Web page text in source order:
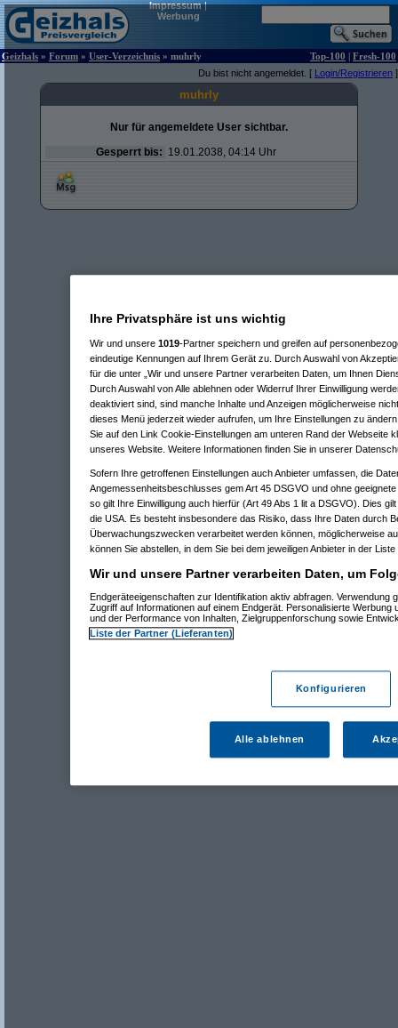
Impressum|
Werbung
Geizhals » Forum » User-Verzeichnis » muhrly Top-100 | Fresh-100
Du bist nicht angemeldet. [ Login/Registrieren ]
muhrly
Nur für angemeldete User sichtbar.
Gesperrt bis: 19.01.2038, 04:14 Uhr
Ihre Privatsphäre ist uns wichtig
Wir und unsere 1019-Partner speichern und greifen auf
eindeutige Kennungen auf Ihrem Gerät zu. Durch Auswahl von
für die unter „Wir und unsere Partner verarbeiten Daten, um Ihnen
Durch Auswahl von Alle ablehnen oder Widerruf Ihrer Einwilligung
deaktiviert sind, sind manche Inhalte und Anzeigen möglicherweise
dieses Menü jederzeit wieder aufrufen, um Ihre Einstellungen zu
Sie auf den Link Cookie-Einstellungen am unteren Rand der Webseite
unseres Website. Weitere Informationen finden Sie in unserer
Sofern Ihre getroffenen Einstellungen auch Anbieter umfassen, die
Angemessenheitsbeschlusses gem Art 45 DSGVO und ohne
so gilt Ihre Einwilligung auch hierfür (Art 49 Abs 1 lit a DSGVO). Dies
die USA. Es besteht insbesondere das Risiko, dass Ihre Daten durch
Überwachungszwecken verarbeitet werden können, möglicherweise
können Sie abstellen, in dem Sie bei dem jeweiligen Anbieter in der
Wir und unsere Partner verarbeiten Daten, um
Endgeräteeigenschaften zur Identifikation aktiv abfragen. Verwendung
Zugriff auf Informationen auf einem Endgerät. Personalisierte Werbung
und der Performance von Inhalten, Zielgruppenforschung sowie
Liste der Partner (Lieferanten)
Konfigurieren
Alle ablehnen